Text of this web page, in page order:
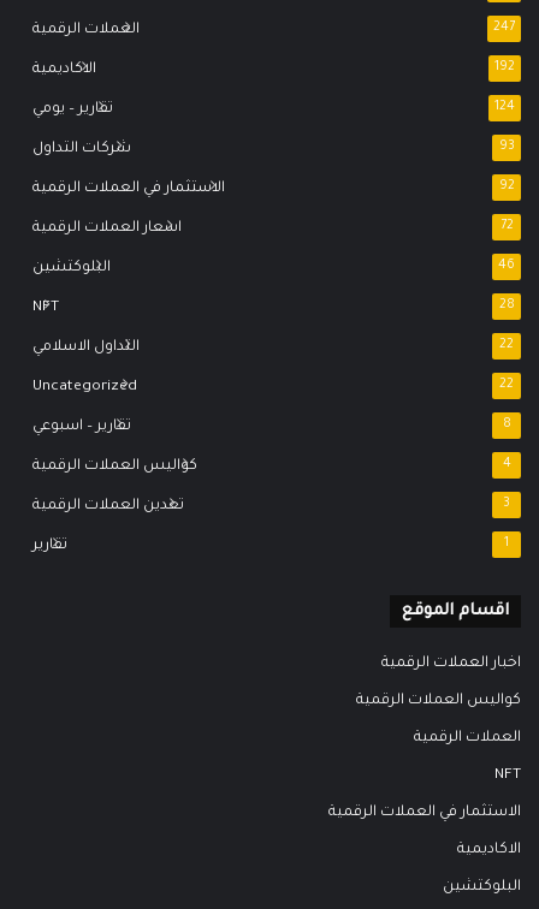
العملات الرقمية 247
الاكاديمية 192
تقارير – يومي 124
شركات التداول 93
الاستثمار في العملات الرقمية 92
اسعار العملات الرقمية 72
البلوكتشين 46
NFT 28
التداول الاسلامي 22
Uncategorized 22
تقارير – اسبوعي 8
كواليس العملات الرقمية 4
تعدين العملات الرقمية 3
تقارير 1
اقسام الموقع
اخبار العملات الرقمية
كواليس العملات الرقمية
العملات الرقمية
NFT
الاستثمار في العملات الرقمية
الاكاديمية
البلوكتشين